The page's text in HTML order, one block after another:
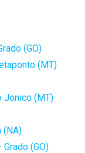
(GO)
(MT)
Jonico (MT)
(NA)
(GO)